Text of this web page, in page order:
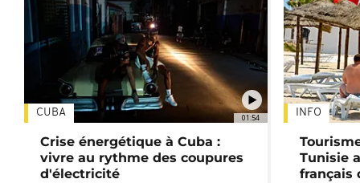
01:54
CUBA
Crise énergétique à Cuba :
vivre au rythme des coupures
d'électricité
INFO
Tunisie
français